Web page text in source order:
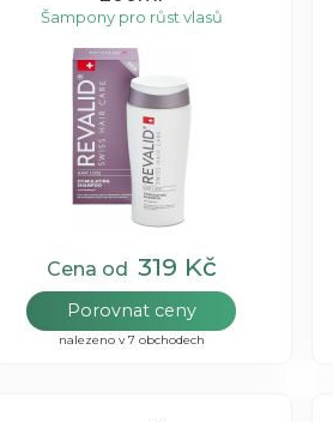
Šampony pro růst vlasů
Cena od 319 Kč
Porovnat ceny
nalezeno v 7 obchodech